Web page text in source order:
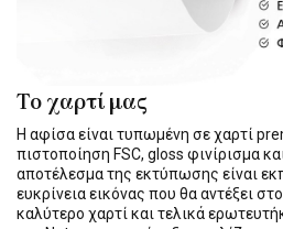
Το χαρτί μας
Η αφίσα είναι τυπωμένη σε χαρτί
πιστοποίηση FSC, gloss φινίρισμα
αποτέλεσμα της εκτύπωσης είναι
ευκρίνεια εικόνας που θα αντέξει
καλύτερο χαρτί και τελικά